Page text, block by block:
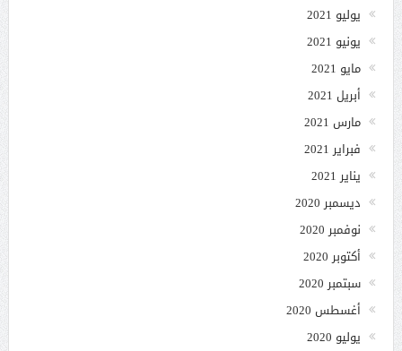
يوليو 2021
يونيو 2021
مايو 2021
أبريل 2021
مارس 2021
فبراير 2021
يناير 2021
ديسمبر 2020
نوفمبر 2020
أكتوبر 2020
سبتمبر 2020
أغسطس 2020
يوليو 2020